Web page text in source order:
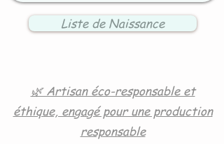
Liste de Naissance
🌿 Artisan éco-responsable et
éthique, engagé pour une production
responsable